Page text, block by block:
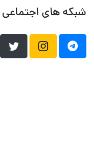
شبکه های اجتماعی